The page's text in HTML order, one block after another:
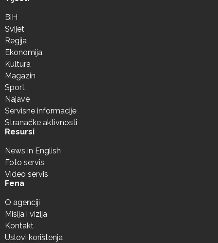
BiH
Svijet
Regija
Ekonomija
Kultura
Magazin
Sport
Najave
Servisne informacije
Stranačke aktivnosti
Resursi
News in English
Foto servis
Video servis
Fena
O agenciji
Misija i vizija
Kontakt
Uslovi korištenja